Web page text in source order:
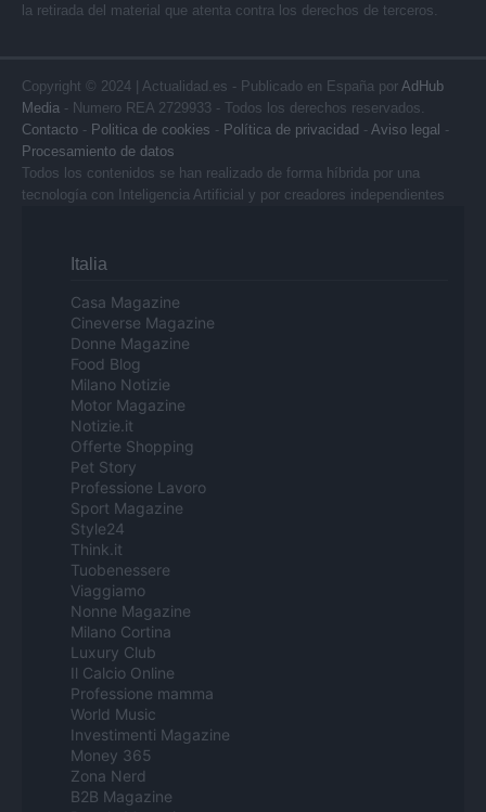
la retirada del material que atenta contra los derechos de terceros.
Copyright © 2024 | Actualidad.es - Publicado en España por AdHub
Media - Numero REA 2729933 - Todos los derechos reservados.
Contacto - Politica de cookies - Política de privacidad - Aviso legal -
Procesamiento de datos
Todos los contenidos se han realizado de forma híbrida por una
tecnología con Inteligencia Artificial y por creadores independientes
Italia
Casa Magazine
Cineverse Magazine
Donne Magazine
Food Blog
Milano Notizie
Motor Magazine
Notizie.it
Offerte Shopping
Pet Story
Professione Lavoro
Sport Magazine
Style24
Think.it
Tuobenessere
Viaggiamo
Nonne Magazine
Milano Cortina
Luxury Club
Il Calcio Online
Professione mamma
World Music
Investimenti Magazine
Money 365
Zona Nerd
B2B Magazine